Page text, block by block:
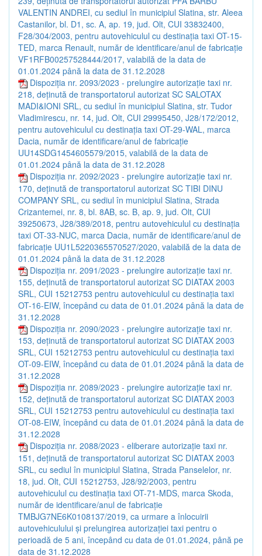
VALENTIN ANDREI, cu sediul în municipiul Slatina, str. Aleea
Castanilor, bl. D1, sc. A, ap. 19, jud. Olt, CUI 33832400,
F28/304/2003, pentru autovehiculul cu destinația taxi OT-15-
TED, marca Renault, număr de identificare/anul de fabricație
VF1RFB00257528444/2017, valabilă de la data de
01.01.2024 până la data de 31.12.2028
Dispoziția nr. 2093/2023 - prelungire autorizație taxi nr.
218, deținută de transportatorul autorizat SC SALOTAX
MADI&IONI SRL, cu sediul în municipiul Slatina, str. Tudor
Vladimirescu, nr. 14, jud. Olt, CUI 29995450, J28/172/2012,
pentru autovehiculul cu destinația taxi OT-29-WAL, marca
Dacia, număr de identificare/anul de fabricație
UU14SDG1454605579/2015, valabilă de la data de
01.01.2024 până la data de 31.12.2028
Dispoziția nr. 2092/2023 - prelungire autorizație taxi nr.
170, deținută de transportatorul autorizat SC TIBI DINU
COMPANY SRL, cu sediul în municipiul Slatina, Strada
Crizantemei, nr. 8, bl. 8AB, sc. B, ap. 9, jud. Olt, CUI
39250673, J28/389/2018, pentru autovehiculul cu destinația
taxi OT-33-NUC, marca Dacia, număr de identificare/anul de
fabricație UU1L5220365570527/2020, valabilă de la data de
01.01.2024 până la data de 31.12.2028
Dispoziția nr. 2091/2023 - prelungire autorizație taxi nr.
155, deținută de transportatorul autorizat SC DIATAX 2003
SRL, CUI 15212753 pentru autovehiculul cu destinația taxi
OT-16-EIW, începând cu data de 01.01.2024 până la data de
31.12.2028
Dispoziția nr. 2090/2023 - prelungire autorizație taxi nr.
153, deținută de transportatorul autorizat SC DIATAX 2003
SRL, CUI 15212753 pentru autovehiculul cu destinația taxi
OT-09-EIW, începând cu data de 01.01.2024 până la data de
31.12.2028
Dispoziția nr. 2089/2023 - prelungire autorizație taxi nr.
152, deținută de transportatorul autorizat SC DIATAX 2003
SRL, CUI 15212753 pentru autovehiculul cu destinația taxi
OT-08-EIW, începând cu data de 01.01.2024 până la data de
31.12.2028
Dispoziția nr. 2088/2023 - eliberare autorizație taxi nr.
151, deținută de transportatorul autorizat SC DIATAX 2003
SRL, cu sediul în municipiul Slatina, Strada Panselelor, nr.
18, jud. Olt, CUI 15212753, J28/92/2003, pentru
autovehiculul cu destinația taxi OT-71-MDS, marca Skoda,
număr de identificare/anul de fabricație
TMBJG7NE6K0108137/2019, ca urmare a înlocuirii
autovehiculului și prelungirea autorizației taxi pentru o
perioadă de 5 ani, începând cu data de 01.01.2024, până pe
data de 31.12.2028